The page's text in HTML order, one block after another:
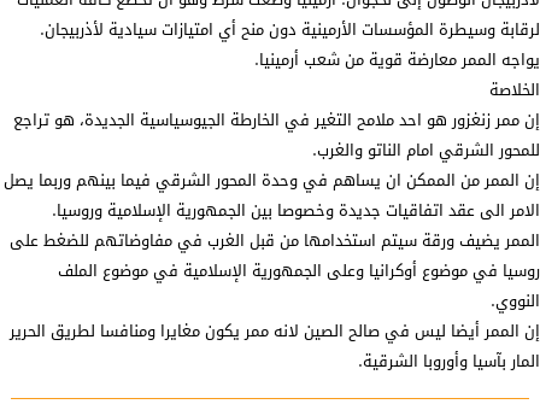
لرقابة وسيطرة المؤسسات الأرمينية دون منح أي امتيازات سيادية لأذربيجان.
يواجه الممر معارضة قوية من شعب أرمينيا.
الخلاصة
إن ممر زنغزور هو احد ملامح التغير في الخارطة الجيوسياسية الجديدة، هو تراجع
للمحور الشرقي امام الناتو والغرب.
إن الممر من الممكن ان يساهم في وحدة المحور الشرقي فيما بينهم وربما يصل
الامر الى عقد اتفاقيات جديدة وخصوصا بين الجمهورية الإسلامية وروسيا.
الممر يضيف ورقة سيتم استخدامها من قبل الغرب في مفاوضاتهم للضغط على
روسيا في موضوع أوكرانيا وعلى الجمهورية الإسلامية في موضوع الملف
النووي.
إن الممر أيضا ليس في صالح الصين لانه ممر يكون مغايرا ومنافسا لطريق الحرير
المار بآسيا وأوروبا الشرقية.